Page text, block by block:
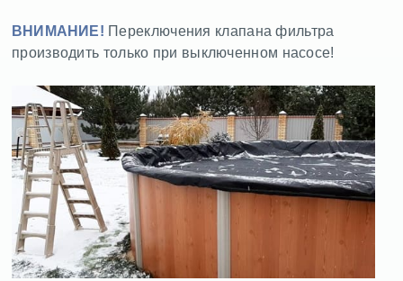
ВНИМАНИЕ! Переключения клапана фильтра
производить только при выключенном насосе!